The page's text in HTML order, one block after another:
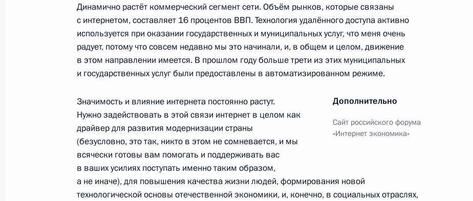
Перечень поручений по итогам встречи с интернет-
предпринимателями и представителями Фонда развития
интернет-инициатив
19 мая 2015 года, 18:00
Встреча с интернет-предпринимателями
27 марта 2015 года, 16:10
Заседание коллегии ФСБ
26 марта 2015 года, 14:25
Динамично растёт коммерческий сегмент сети. Объём рынков, которые связаны
с интернетом, составляет 16 процентов ВВП. Технология удалённого доступа активно
используется при оказании государственных и муниципальных услуг, что меня очень
радует, потому что совсем недавно мы это начинали, и, в общем и целом, движение
в этом направлении имеется. В прошлом году больше трети из этих муниципальных
и государственных услуг были предоставлены в автоматизированном режиме.
Дополнительно
Сайт российского форума
«Интернет экономика»
Значимость и влияние интернета постоянно растут.
Нужно задействовать в этой связи интернет в целом как
драйвер для развития модернизации страны
(безусловно, это так, никто в этом не сомневается, и мы
всячески готовы вам помогать и поддерживать вас
в ваших усилиях поступать именно таким образом,
а не иначе), для повышения качества жизни людей, формирования новой
технологической основы отечественной экономики, и, конечно, в социальных отраслях,